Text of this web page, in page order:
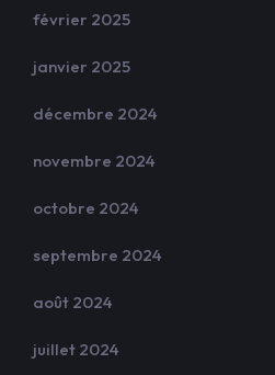
février 2025
janvier 2025
décembre 2024
novembre 2024
octobre 2024
septembre 2024
août 2024
juillet 2024